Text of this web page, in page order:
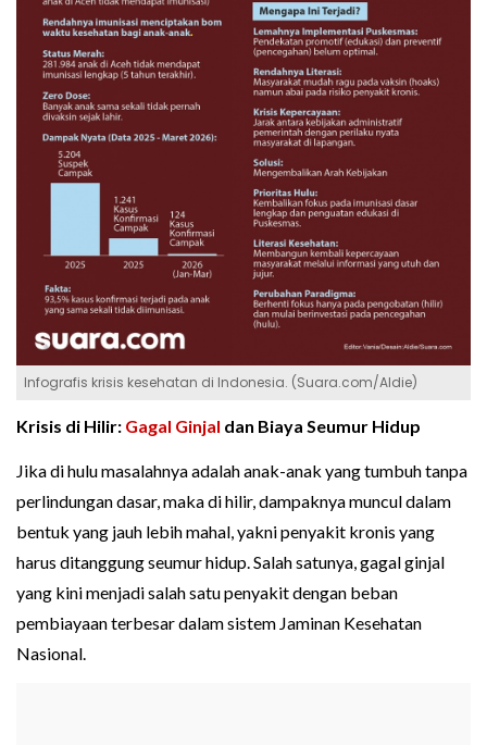
Infografis krisis kesehatan di Indonesia. (Suara.com/Aldie)
Krisis di Hilir: Gagal Ginjal dan Biaya Seumur Hidup
Jika di hulu masalahnya adalah anak-anak yang tumbuh tanpa
perlindungan dasar, maka di hilir, dampaknya muncul dalam
bentuk yang jauh lebih mahal, yakni penyakit kronis yang
harus ditanggung seumur hidup. Salah satunya, gagal ginjal
yang kini menjadi salah satu penyakit dengan beban
pembiayaan terbesar dalam sistem Jaminan Kesehatan
Nasional.